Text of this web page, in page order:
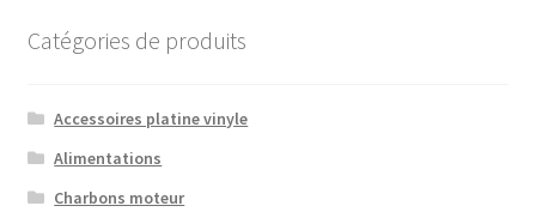
Catégories de produits
Accessoires platine vinyle
Alimentations
Charbons moteur